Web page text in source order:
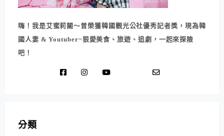
嗨！我是艾蜜莉關～曾榮獲韓國觀光公社優秀記者獎，現為韓
國人妻 & Youtuber~狠愛美食、旅遊、追劇，一起來探險
吧！
分類